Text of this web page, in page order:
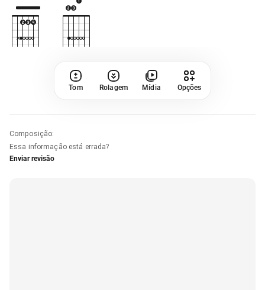
Tom Rolagem Mídia Opções
Composição:
Essa informação está errada?
Enviar revisão